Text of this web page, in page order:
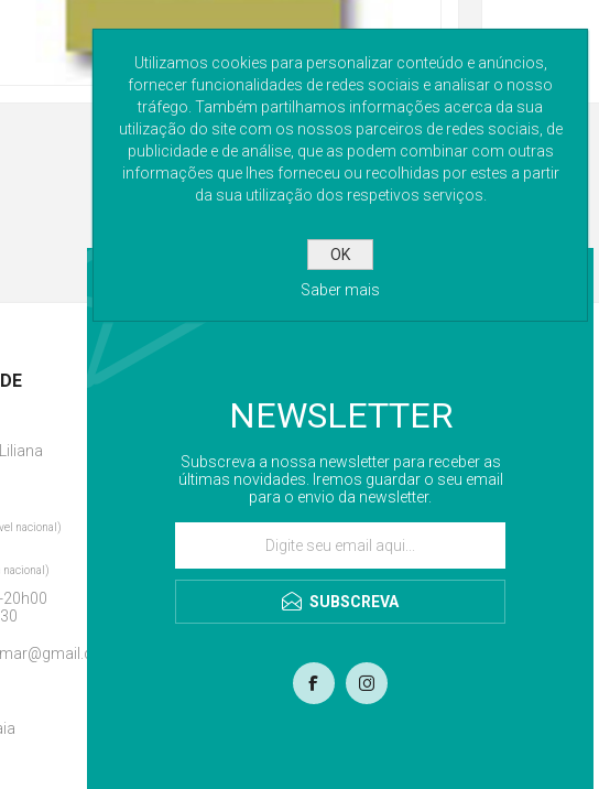
NEWSLETTER
Subscreva a nossa newsletter para receber as
últimas novidades. Iremos guardar o seu email
para o envio da newsletter.
SUBSCREVA
nacional)
nacional)
20h00
Utilizamos cookies para personalizar conteúdo e anúncios,
fornecer funcionalidades de redes sociais e analisar o nosso
tráfego. Também partilhamos informações acerca da sua
utilização do site com os nossos parceiros de redes sociais, de
publicidade e de análise, que as podem combinar com outras
informações que lhes forneceu ou recolhidas por estes a partir
da sua utilização dos respetivos serviços.
OK
Saber mais